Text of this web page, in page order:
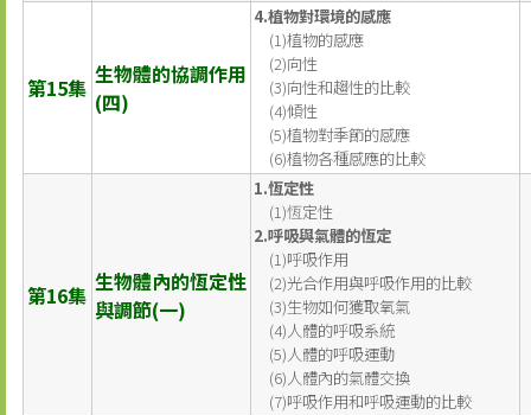
第15集 生物體的協調作用
(四)
4.植物對環境的感應
(1)植物的感應
(2)向性
(3)向性和趨性的比較
(4)傾性
(5)植物對季節的感應
(6)植物各種感應的比較
第16集 生物體內的恆定性
與調節(一)
1.恆定性
(1)恆定性
2.呼吸與氣體的恆定
(1)呼吸作用
(2)光合作用與呼吸作用的比較
(3)生物如何獲取氧氣
(4)人體的呼吸系統
(5)人體的呼吸運動
(6)人體內的氣體交換
(7)呼吸作用和呼吸運動的比較